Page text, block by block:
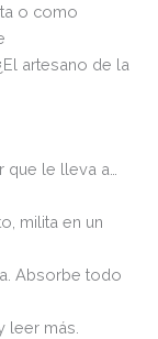
o como
artesano de la
le lleva a…
milita en un
Absorbe todo
leer más.